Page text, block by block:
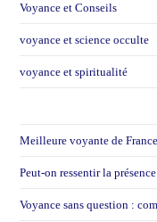
Voyance et Conseils
voyance et science occulte
voyance et spiritualité
Meilleure voyante de
Peut-on ressentir la
Voyance sans question :